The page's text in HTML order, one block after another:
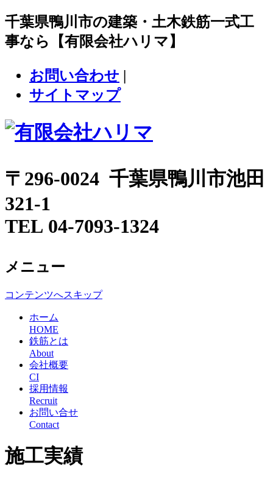
千葉県鴨川市の建築・土木鉄筋一式工
事なら【有限会社ハリマ】
お問い合わせ |
サイトマップ
〒296-0024 千葉県鴨川市池田
321-1
TEL 04-7093-1324
メニュー
コンテンツへスキップ
ホーム
HOME
鉄筋とは
About
会社概要
CI
採用情報
Recruit
お問い合せ
Contact
施工実績